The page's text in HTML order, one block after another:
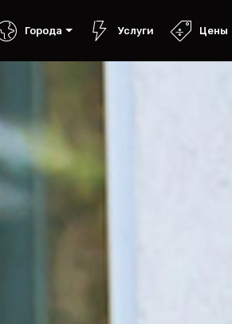
Города Услуги Цены